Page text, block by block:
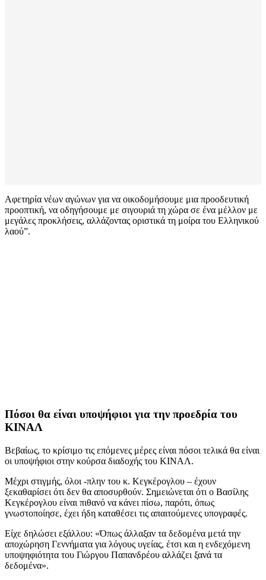
Αφετηρία νέων αγώνων για να οικοδομήσουμε μια προοδευτική
προοπτική, να οδηγήσουμε με σιγουριά τη χώρα σε ένα μέλλον με
μεγάλες προκλήσεις, αλλάζοντας οριστικά τη μοίρα του Ελληνικού
λαού”.
Πόσοι θα είναι υποψήφιοι για την προεδρία του
ΚΙΝΑΛ
Βεβαίως, το κρίσιμο τις επόμενες μέρες είναι πόσοι τελικά θα είναι
οι υποψήφιοι στην κούρσα διαδοχής του ΚΙΝΑΛ.
Μέχρι στιγμής, όλοι -πλην του κ. Κεγκέρογλου – έχουν
ξεκαθαρίσει ότι δεν θα αποσυρθούν. Σημειώνεται ότι ο Βασίλης
Κεγκέρογλου είναι πιθανό να κάνει πίσω, παρότι, όπως
γνωστοποίησε, έχει ήδη καταθέσει τις απαιτούμενες υπογραφές.
Είχε δηλώσει εξάλλου: «Όπως άλλαξαν τα δεδομένα μετά την
αποχώρηση Γεννήματα για λόγους υγείας, έτσι και η ενδεχόμενη
υποψηφιότητα του Γιώργου Παπανδρέου αλλάζει ξανά τα
δεδομένα».